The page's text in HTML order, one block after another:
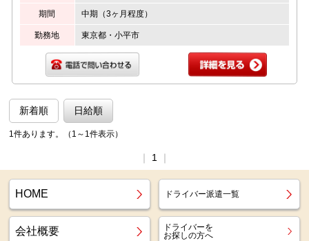
期間 中期（3ヶ月程度）
勤務地 東京都・小平市
新着順 日給順
1件あります。（1～1件表示）
1
HOME ドライバー派遣一覧
会社概要
ドライバーを
お探しの方へ